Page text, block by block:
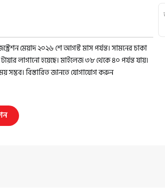
মেয়াদ ২০২৬ শে আগস্ট মাস পর্যন্ত। সামনের চাকা
লাগানো হয়েছে। মাইলেজ ৩৮ থেকে ৪০ পর্যন্ত যায়।
সম্ভব। বিস্তারিত জানতে যোগাযোগ করুন